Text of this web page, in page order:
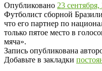
Опубликовано 23 сентября,
Футболист сборной
что его партнер по
только пятое место в
мяча».
Запись опубликована
Добавьте в закладки